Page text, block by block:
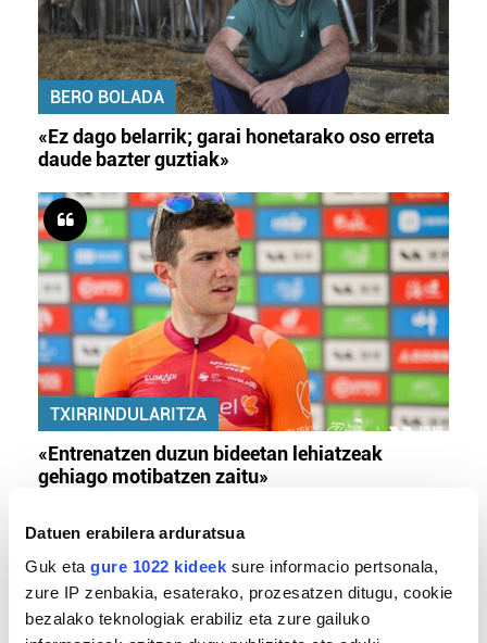
Datuen erabilera arduratsua
Guk eta gure 1022 kideek sure informacio pertsonala,
zure IP zenbakia, esaterako, prozesatzen ditugu, cookie
bezalako teknologiak erabiliz eta zure gailuko
BERO BOLADA
«Ez dago belarrik; garai honetarako oso erreta
daude bazter guztiak»
TXIRRINDULARITZA
«Entrenatzen duzun bideetan lehiatzeak
gehiago motibatzen zaitu»